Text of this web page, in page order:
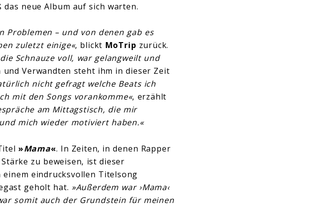
neue Album auf sich warten.
Problemen – und von denen gab es
zuletzt einige«, blickt MoTrip zurück.
Schnauze voll, war gelangweilt und
und Verwandten steht ihm in dieser Zeit
nicht gefragt welche Beats ich
mit den Songs vorankomme«, erzählt
am Mittagstisch, die mir
mich wieder motiviert haben.«
»Mama«. In Zeiten, in denen Rapper
zu beweisen, ist dieser
eindrucksvollen Titelsong
geholt hat. »Außerdem war ›Mama‹
somit auch der Grundstein für meinen